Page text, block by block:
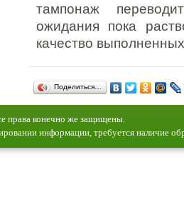
тампонаж
ожидания пока
качество
Поделиться…
права конечно же защищены.
информации, требуется наличие